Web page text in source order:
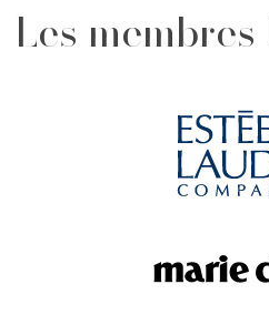
Les membres